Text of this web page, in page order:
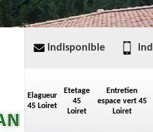
Elagueur
45 Loiret
Etetage
45
Loiret
Entretien
espace vert 45
Loiret
indisponible